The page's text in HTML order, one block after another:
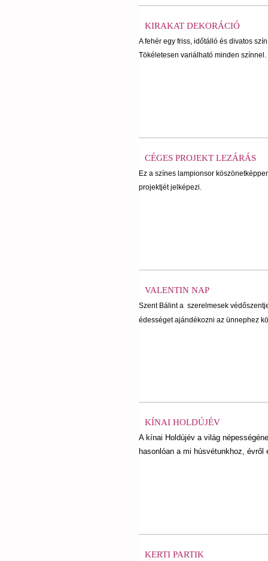
KIRAKAT DEKORÁCIÓ
A fehér egy friss, időtálló és divatos
Tökéletesen variálható minden színnel.
CÉGES PROJEKT LEZÁRÁS
Ez a színes lampionsor
projektjét jelképezi.
VALENTIN NAP
Szent Bálint a szerelmesek
édességet ajándékozni az ünnephez
KÍNAI HOLDÚJÉV
A kínai Holdújév a világ
hasonlóan a mi húsvétunkhoz, évről
KERTI PARTIK